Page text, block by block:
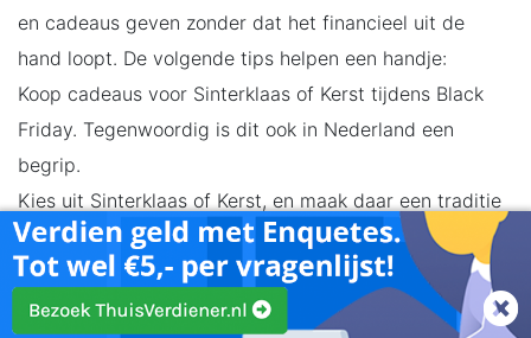
en cadeaus geven zonder dat het financieel uit de
hand loopt. De volgende tips helpen een handje:
Koop cadeaus voor Sinterklaas of Kerst tijdens Black
Friday. Tegenwoordig is dit ook in Nederland een
begrip.
Kies uit Sinterklaas of Kerst, en maak daar een traditie
van met het gezin.
Geef elkaar allemaal één leuk cadeau (en stel